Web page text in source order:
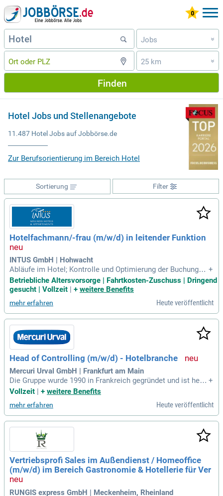
Jobs »
25 km »
Finden
Hotel Jobs und Stellenangebote
11.487 Hotel Jobs auf Jobbörse.de
Zur Berufsorientierung im Bereich Hotel
Filter
Sortierung
Hotelfachmann/-frau (m/w/d) in leitender Funktion
INTUS GmbH | Hohwacht
Abläufe im Hotel; Kontrolle und Optimierung der Buchungssi
tuation im Hotel, Festlegung von kurzfristigen Maßnahmen
und Angeboten zur Belegungssteigerung; Zusammenarbeit
mit anderen Abteilungen wie Küche, Housekeeping, Marketi
ng und Technik; Betreuung
+
Betriebliche Altersvorsorge | Fahrtkosten-Zuschuss | Dringend
gesucht | Vollzeit | + weitere Benefits
mehr erfahren Heute veröffentlicht
Head of Controlling (m/w/d) - Hotelbranche
Mercuri Urval GmbH | Frankfurt am Main
Die Gruppe wurde 1990 in Frankreich gegründet und ist heut
e mit mehr als 950 Hotels in 19 Ländern in Europa, den USA
den etablierten Anbietern im Budget-Hotelsegment.
+
Vollzeit
+ weitere Benefits
mehr erfahren Heute veröffentlicht
Vertriebsprofi Sales im Außendienst / Homeoffice
(m/w/d) im Bereich Gastronomie & Hotellerie für Ver
RUNGIS express GmbH | Meckenheim, Rheinland